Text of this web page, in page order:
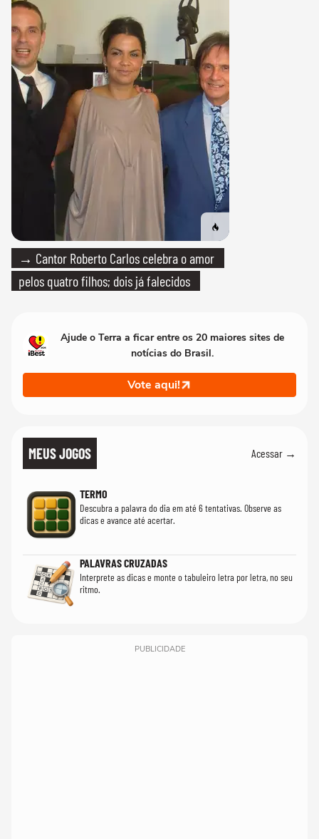
→ Cantor Roberto Carlos celebra o amor
pelos quatro filhos; dois já falecidos
Ajude o Terra a ficar entre os 20 maiores sites de
notícias do Brasil.
Vote aqui!
MEUS JOGOS Acessar →
TERMO
Descubra a palavra do dia em até 6 tentativas. Observe as
dicas e avance até acertar.
PALAVRAS CRUZADAS
Interprete as dicas e monte o tabuleiro letra por letra, no seu
ritmo.
PUBLICIDADE